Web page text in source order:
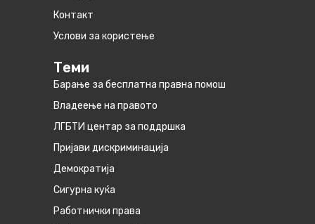
Контакт
Услови за користење
Теми
Барање за бесплатна правна помош
Владеење на правото
ЛГБТИ центар за поддршка
Пријави дискриминација
Демократија
Сигурна куќа
Работнички права